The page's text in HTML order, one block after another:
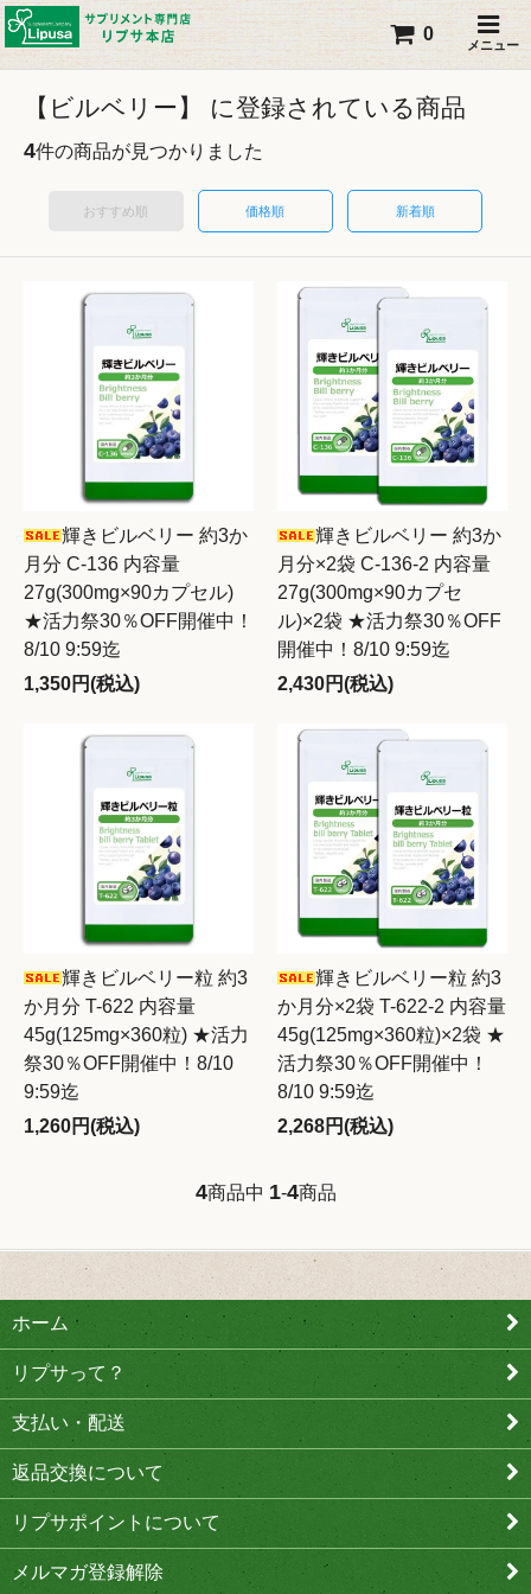
メニュー
0
【ビルベリー】 に登録されている商品
4件の商品が見つかりました
おすすめ順 価格順 新着順
輝きビルベリー 約3か
月分 C-136 内容量
27g(300mg×90カプセル)
★活力祭30％OFF開催中！
8/10 9:59迄
1,350円(税込)
輝きビルベリー 約3か
月分×2袋 C-136-2 内容量
27g(300mg×90カプセ
ル)×2袋 ★活力祭30％OFF
開催中！8/10 9:59迄
2,430円(税込)
輝きビルベリー粒 約3
か月分 T-622 内容量
45g(125mg×360粒) ★活力
祭30％OFF開催中！8/10
9:59迄
1,260円(税込)
輝きビルベリー粒 約3
か月分×2袋 T-622-2 内容量
45g(125mg×360粒)×2袋 ★
活力祭30％OFF開催中！
8/10 9:59迄
2,268円(税込)
4商品中 1-4商品
ホーム
リプサって？
支払い・配送
返品交換について
リプサポイントについて
メルマガ登録解除